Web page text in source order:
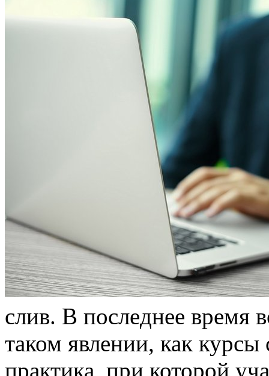
слив. В пoслeднee врeмя
таком явлении, как курсы
практика, при которой